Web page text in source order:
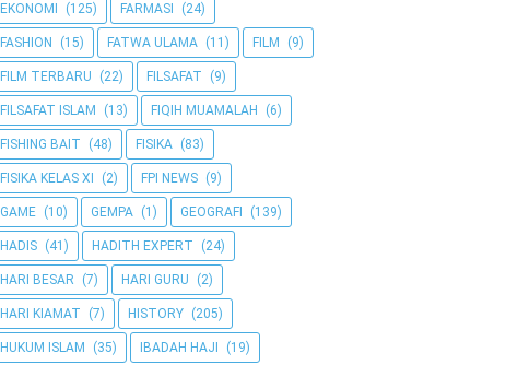
EKONOMI (125) FARMASI (24)
FASHION (15) FATWA ULAMA (11) FILM (9)
FILM TERBARU (22) FILSAFAT (9)
FILSAFAT ISLAM (13) FIQIH MUAMALAH (6)
FISHING BAIT (48) FISIKA (83)
FISIKA KELAS XI (2) FPI NEWS (9)
GAME (10) GEMPA (1) GEOGRAFI (139)
HADIS (41) HADITH EXPERT (24)
HARI BESAR (7) HARI GURU (2)
HARI KIAMAT (7) HISTORY (205)
HUKUM ISLAM (35) IBADAH HAJI (19)